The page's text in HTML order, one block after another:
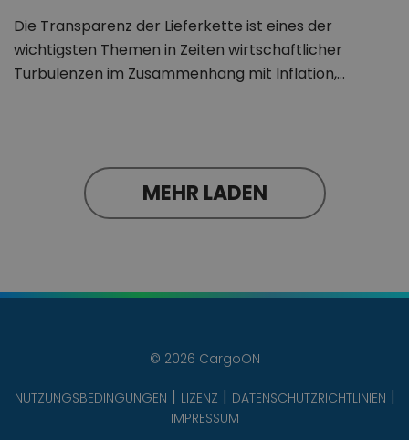
Die Transparenz der Lieferkette ist eines der
wichtigsten Themen in Zeiten wirtschaftlicher
Turbulenzen im Zusammenhang mit Inflation,…
MEHR LADEN
© 2026 CargoON
NUTZUNGSBEDINGUNGEN LIZENZ
DATENSCHUTZRICHTLINIEN
IMPRESSUM